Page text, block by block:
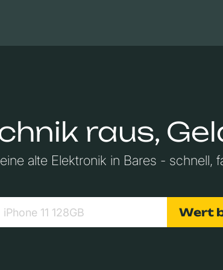
raus,
alte Elektronik in Bares - schnell,